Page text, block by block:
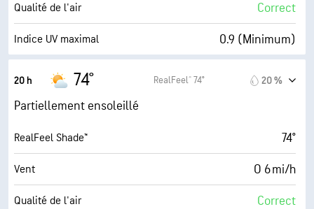
Couverture nuageuse 60 %
Visibilité 10 mi
Qualité de l'air Correct
Indice UV maximal 0.9 (Minimum)
Humidité
Point de rosée 67° F
AccuLumen Brightness Index™ 5 (Moyenne)
Couverture nuageuse 46 %
20 h 74° RealFeel® 74° 20 %
Partiellement ensoleillé
RealFeel Shade™ 74°
Vent O 6 mi/h
Qualité de l'air Correct